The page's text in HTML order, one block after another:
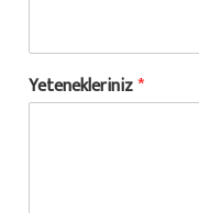
Yetenekleriniz*